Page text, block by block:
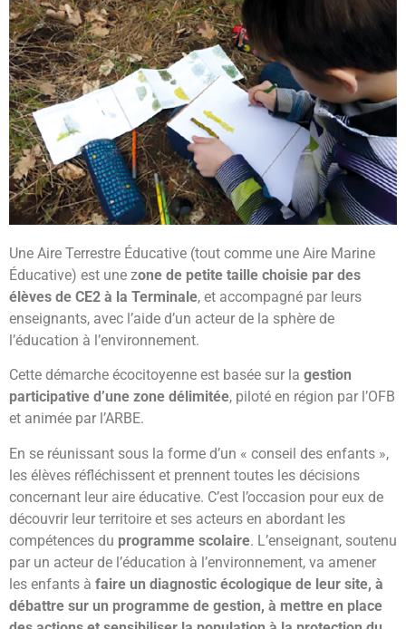
Une Aire Terrestre Éducative (tout comme une Aire Marine
Éducative) est une zone de petite taille choisie par des
élèves de CE2 à la Terminale, et accompagné par leurs
enseignants, avec l’aide d’un acteur de la sphère de
l’éducation à l’environnement.
Cette démarche écocitoyenne est basée sur la gestion
participative d’une zone délimitée, piloté en région par l’OFB
et animée par l’ARBE.
En se réunissant sous la forme d’un « conseil des enfants »,
les élèves réfléchissent et prennent toutes les décisions
concernant leur aire éducative. C’est l’occasion pour eux de
découvrir leur territoire et ses acteurs en abordant les
compétences du programme scolaire. L’enseignant, soutenu
par un acteur de l’éducation à l’environnement, va amener
les enfants à faire un diagnostic écologique de leur site, à
débattre sur un programme de gestion, à mettre en place